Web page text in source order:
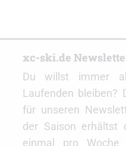
xc-ski.de
Du willst immer
Laufenden bleiben?
für unseren
der Saison erhältst
einmal pro Woche